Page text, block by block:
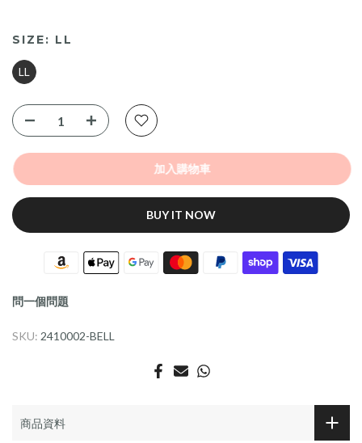
SIZE: LL
LL
加入購物車
BUY IT NOW
問一個問題
SKU: 2410002-BELL
商品資料